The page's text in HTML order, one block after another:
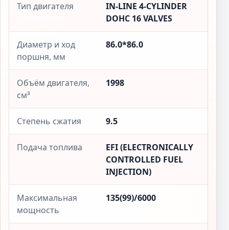
Тип двигателя
IN-LINE 4-CYLINDER
DOHC 16 VALVES
Диаметр и ход
поршня, мм
86.0*86.0
Объём двигателя,
см³
1998
Степень сжатия 9.5
Подача топлива
EFI (ELECTRONICALLY
CONTROLLED FUEL
INJECTION)
Максимальная
мощность
135(99)/6000